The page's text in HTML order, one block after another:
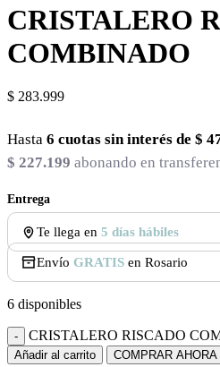
CRISTALERO
COMBINADO
$ 283.999
Hasta 6 cuotas sin interés de $
$ 227.199 abonando en
Entrega
Te llega en 5 días hábiles
Envío GRATIS en Rosario
6 disponibles
CRISTALERO RISCADO
Añadir al carrito COMPRAR AHORA